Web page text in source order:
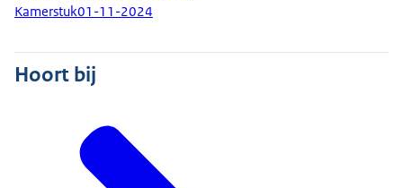
Kamerstuk01-11-2024
Hoort bij